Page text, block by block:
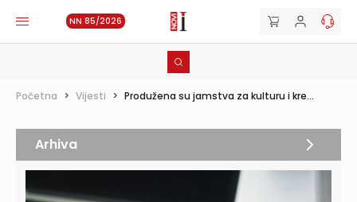
NN 85/2026
Početna > Vijesti > Produžena su jamstva za kulturu i kre...
Arhiva